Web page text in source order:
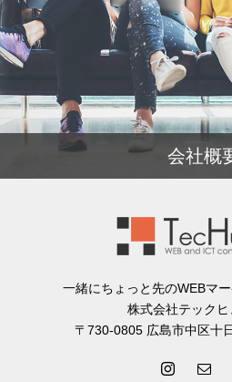
会社概
一緒にちょっと先のWEBマ
株式会社テックヒ
〒730-0805 広島市中区十